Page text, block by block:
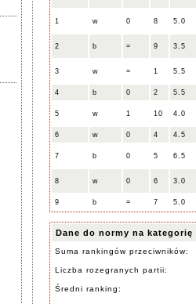
1 w 0 8 5.0
2 b = 9 3.5
3 w = 1 5.5
4 b 0 2 5.5
5 w 1 10 4.0
6 w 0 4 4.5
7 b 0 5 6.5
8 w 0 6 3.0
9 b = 7 5.0
Dane do normy na kategorię
Suma rankingów przeciwników:
Liczba rozegranych partii:
Średni ranking: